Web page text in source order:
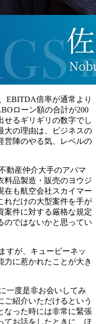
EBITDA倍率が通常より
ローン額の合計が200
せるギリギリの数字でし
大の理由は、ビジネスの
営陣のやる気、レベルの
動産仲介大手のアパマ
料品製造・販売のヨウジ
在も航空会社スカイマー
れだけの大型案件を手が
案件に対する厳格な規定
のではないかと思ってい
すが、キュービーネッ
力に惹かれたことが大き
一度是非お会いしてみ
ご紹介いただけるという
なった時には非常に緊張
てお話をしたときに、ほ